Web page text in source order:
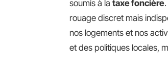
soumis à la taxe foncière
rouage discret mais
nos logements et nos
et des politiques locales,